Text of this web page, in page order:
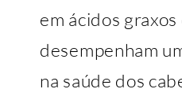
em ácidos
desempenham
na saúde dos